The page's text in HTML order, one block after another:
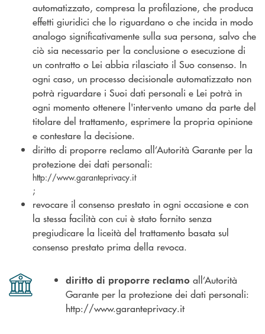
automatizzato, compresa la profilazione, che produca
effetti giuridici che lo riguardano o che incida in modo
analogo significativamente sulla sua persona, salvo che
ciò sia necessario per la conclusione o esecuzione di
un contratto o Lei abbia rilasciato il Suo consenso. In
ogni caso, un processo decisionale automatizzato non
potrà riguardare i Suoi dati personali e Lei potrà in
ogni momento ottenere l'intervento umano da parte del
titolare del trattamento, esprimere la propria opinione
e contestare la decisione.
diritto di proporre reclamo all’Autorità Garante per la
protezione dei dati personali:
http://www.garanteprivacy.it
;
revocare il consenso prestato in ogni occasione e con
la stessa facilità con cui è stato fornito senza
pregiudicare la liceità del trattamento basata sul
consenso prestato prima della revoca.
diritto di proporre reclamo all’Autorità
Garante per la protezione dei dati personali:
http://www.garanteprivacy.it